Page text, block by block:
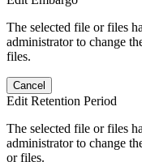
The selected file or files
administrator to change
files.
Cancel
Edit Retention Period
The selected file or files
administrator to change
or files.